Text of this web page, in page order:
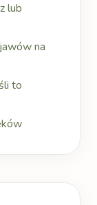
lub
na
to